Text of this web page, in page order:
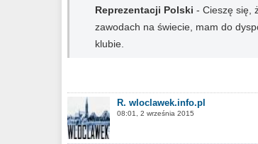
Reprezentacji Polski - Cieszę się,
zawodach na świecie, mam do
klubie.
R. wloclawek.info.pl
08:01, 2 września 2015